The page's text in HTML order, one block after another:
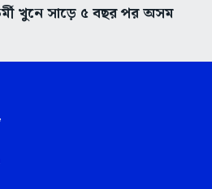
খুনে সাড়ে ৫ বছর পর অসম